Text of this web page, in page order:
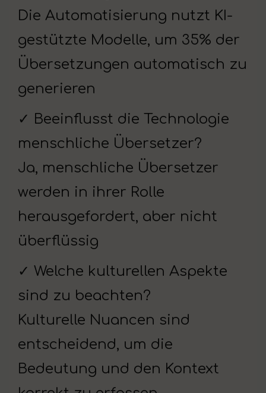
Die Automatisierung nutzt KI-
gestützte Modelle, um 35% der
Übersetzungen automatisch zu
generieren
✓ Beeinflusst die Technologie
menschliche Übersetzer?
Ja, menschliche Übersetzer
werden in ihrer Rolle
herausgefordert, aber nicht
überflüssig
✓ Welche kulturellen Aspekte
sind zu beachten?
Kulturelle Nuancen sind
entscheidend, um die
Bedeutung und den Kontext